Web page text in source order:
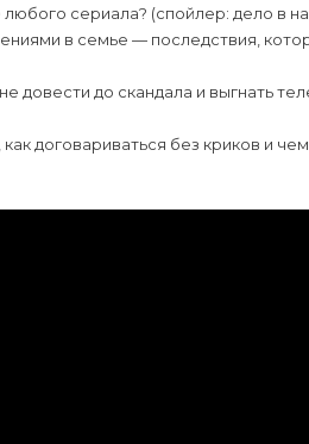
сериала? (спойлер: дело в
в семье — последствия,
довести до скандала и выгнать
договариваться без криков и